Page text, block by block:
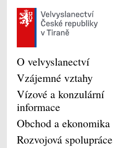
O velvyslanectví
Vzájemné vztahy
Vízové a konzulární
informace
Obchod a ekonomika
Rozvojová spolupráce